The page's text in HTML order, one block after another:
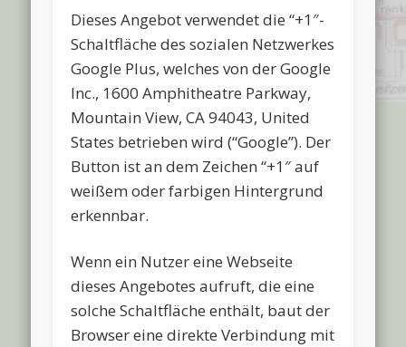
Dieses Angebot verwendet die “+1″-
Schaltfläche des sozialen Netzwerkes
Google Plus, welches von der Google
Inc., 1600 Amphitheatre Parkway,
Mountain View, CA 94043, United
States betrieben wird (“Google”). Der
Button ist an dem Zeichen “+1″ auf
weißem oder farbigen Hintergrund
erkennbar.
Wenn ein Nutzer eine Webseite
dieses Angebotes aufruft, die eine
solche Schaltfläche enthält, baut der
Browser eine direkte Verbindung mit